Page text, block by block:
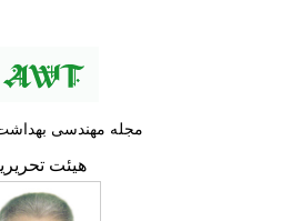
مجله مهندسی
هیئت تحریریه